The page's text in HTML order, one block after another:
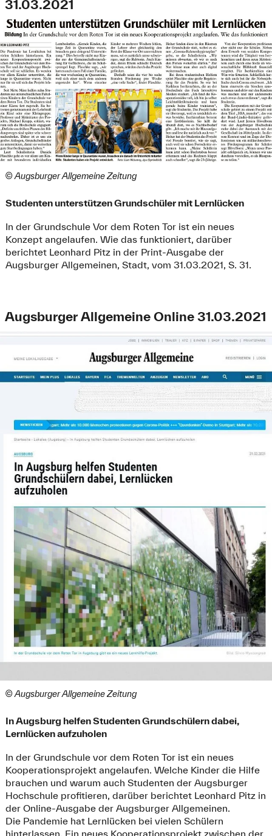
31.03.2021
© Augsburger Allgemeine Zeitung
Studenten unterstützen Grundschüler mit Lernlücken
In der Grundschule Vor dem Roten Tor ist ein neues
Konzept angelaufen. Wie das funktioniert, darüber
berichtet Leonhard Pitz in der Print-Ausgabe der
Augsburger Allgemeinen, Stadt, vom 31.03.2021, S. 31.
Augsburger Allgemeine Online 31.03.2021
© Augsburger Allgemeine Zeitung
In Augsburg helfen Studenten Grundschülern dabei,
Lernlücken aufzuholen
In der Grundschule vor dem Roten Tor ist ein neues
Kooperationsprojekt angelaufen. Welche Kinder die Hilfe
brauchen und warum auch Studenten der Augsburger
Hochschule profitieren, darüber berichtet Leonhard Pitz in
der Online-Ausgabe der Augsburger Allgemeinen.
Die Pandemie hat Lernlücken bei vielen Schülern
hinterlassen. Ein neues Kooperationsprojekt zwischen der